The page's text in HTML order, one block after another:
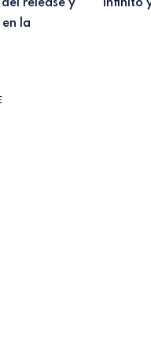
del release y
la
infinito